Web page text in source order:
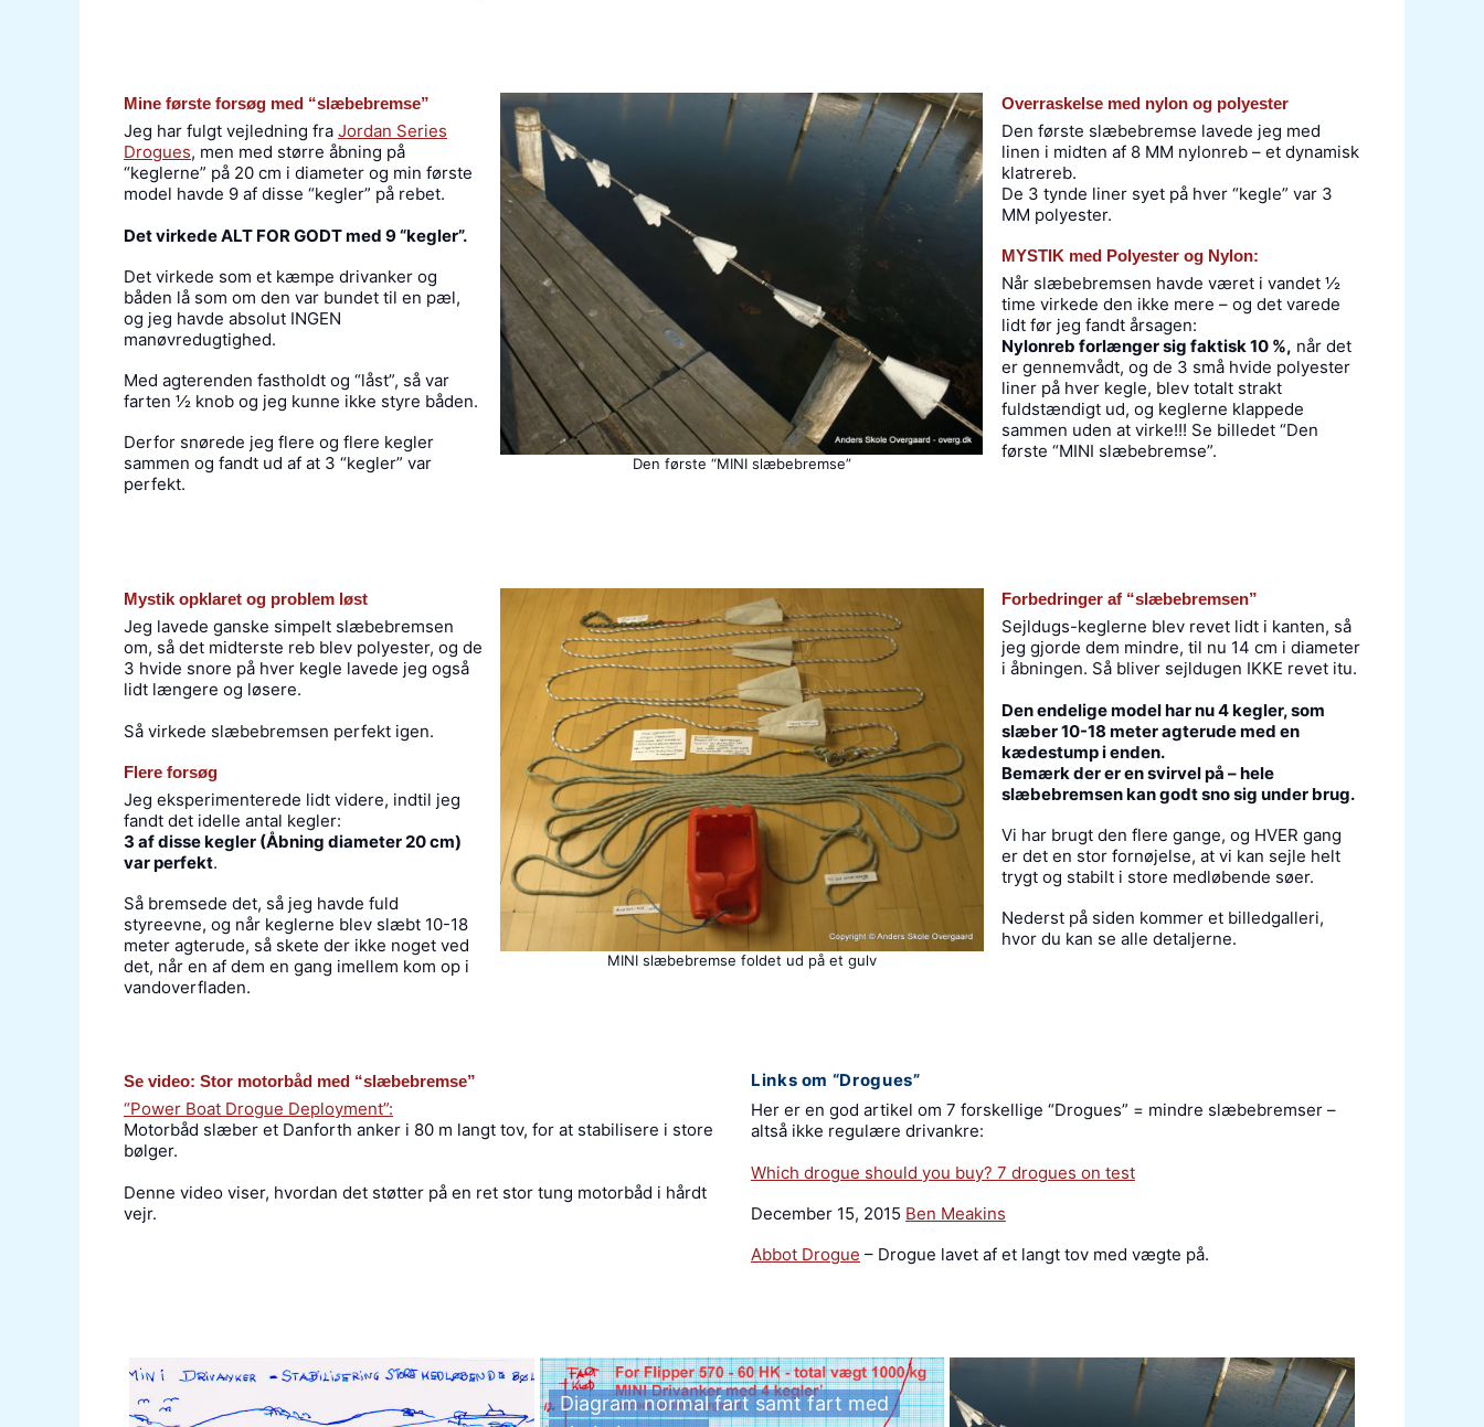
Mine første forsøg med “slæbebremse”
Jeg har fulgt vejledning fra Jordan Series
Drogues, men med større åbning på
“keglerne” på 20 cm i diameter og min første
model havde 9 af disse “kegler” på rebet.
Det virkede ALT FOR GODT med 9 “kegler”.
Det virkede som et kæmpe drivanker og
båden lå som om den var bundet til en pæl,
og jeg havde absolut INGEN
manøvredugtighed.
Med agterenden fastholdt og “låst”, så var
farten ½ knob og jeg kunne ikke styre båden.
Derfor snørede jeg flere og flere kegler
sammen og fandt ud af at 3 “kegler” var
perfekt.
Den første “MINI slæbebremse”
Overraskelse med nylon og polyester
Den første slæbebremse lavede jeg med
linen i midten af 8 MM nylonreb – et dynamisk
klatrereb.
De 3 tynde liner syet på hver “kegle” var 3
MM polyester.
MYSTIK med Polyester og Nylon:
Når slæbebremsen havde været i vandet ½
time virkede den ikke mere – og det varede
lidt før jeg fandt årsagen:
Nylonreb forlænger sig faktisk 10 %, når det
er gennemvådt, og de 3 små hvide polyester
liner på hver kegle, blev totalt strakt
fuldstændigt ud, og keglerne klappede
sammen uden at virke!!! Se billedet “Den
første “MINI slæbebremse”.
Mystik opklaret og problem løst
Jeg lavede ganske simpelt slæbebremsen
om, så det midterste reb blev polyester, og de
3 hvide snore på hver kegle lavede jeg også
lidt længere og løsere.
Så virkede slæbebremsen perfekt igen.
Flere forsøg
Jeg eksperimenterede lidt videre, indtil jeg
fandt det idelle antal kegler:
3 af disse kegler (Åbning diameter 20 cm)
var perfekt.
Så bremsede det, så jeg havde fuld
styreevne, og når keglerne blev slæbt 10-18
meter agterude, så skete der ikke noget ved
det, når en af dem en gang imellem kom op i
vandoverfladen.
MINI slæbebremse foldet ud på et gulv
Forbedringer af “slæbebremsen”
Sejldugs-keglerne blev revet lidt i kanten, så
jeg gjorde dem mindre, til nu 14 cm i diameter
i åbningen. Så bliver sejldugen IKKE revet itu.
Den endelige model har nu 4 kegler, som
slæber 10-18 meter agterude med en
kædestump i enden.
Bemærk der er en svirvel på – hele
slæbebremsen kan godt sno sig under brug.
Vi har brugt den flere gange, og HVER gang
er det en stor fornøjelse, at vi kan sejle helt
trygt og stabilt i store medløbende søer.
Nederst på siden kommer et billedgalleri,
hvor du kan se alle detaljerne.
Se video: Stor motorbåd med “slæbebremse”
“Power Boat Drogue Deployment”:
Motorbåd slæber et Danforth anker i 80 m langt tov, for at stabilisere i store
bølger.
Denne video viser, hvordan det støtter på en ret stor tung motorbåd i hårdt
vejr.
Links om “Drogues”
Her er en god artikel om 7 forskellige “Drogues” = mindre slæbebremser –
altså ikke regulære drivankre:
Which drogue should you buy? 7 drogues on test
December 15, 2015 Ben Meakins
Abbot Drogue – Drogue lavet af et langt tov med vægte på.
Diagram normal fart samt fart med